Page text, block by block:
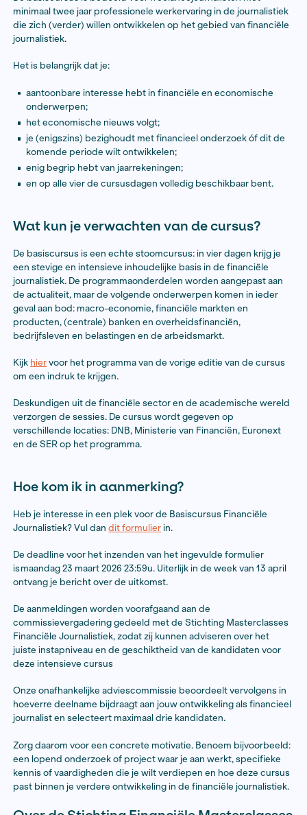
2 maart 2026
Aanmelden
Voor wie is deze cursus bedoeld?
De basiscursus is bedoeld voor freelancejournalisten
journalistiek.
Het is belangrijk dat je:
aantoonbare interesse hebt in financiële en
onderwerpen;
het economische nieuws volgt;
komende periode wilt ontwikkelen;
en op alle vier de cursusdagen volledig
De basiscursus is een echte stoomcursus: in vier
een stevige en intensieve inhoudelijke basis in de
journalistiek. De programmaonderdelen worden
de actualiteit, maar de volgende onderwerpen
geval aan bod: macro-economie, financiële markten
producten, (centrale) banken en overheidsfinanciën,
Kijkhiervoor het programma van de vorige editie van
om een indruk te krijgen.
Deskundigen uit de financiële sector en de
verzorgen de sessies. De cursus wordt gegeven op
verschillende locaties: DNB, Ministerie van Financiën,
Hoe kom ik in aanmerking?